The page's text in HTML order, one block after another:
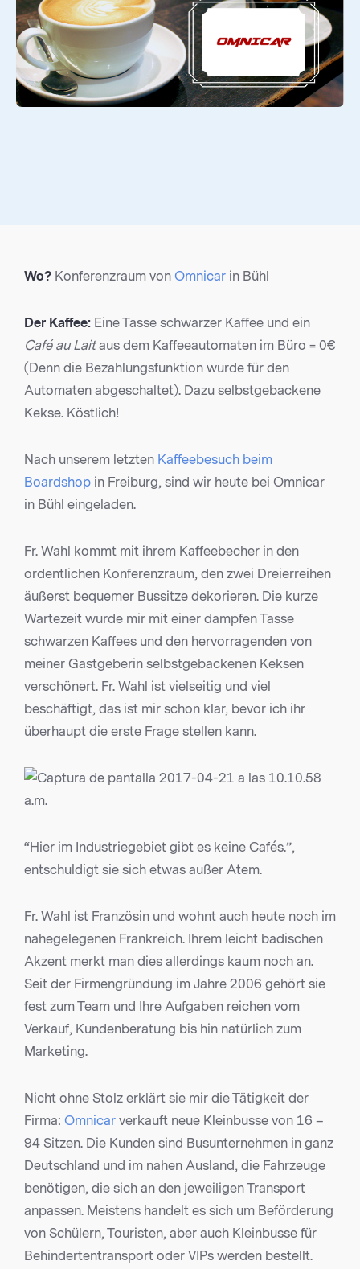
Wo? Konferenzraum von Omnicar in Bühl
Der Kaffee: Eine Tasse schwarzer Kaffee und ein
Café au Laitaus dem Kaffeeautomaten im Büro = 0€
(Denn die Bezahlungsfunktion wurde für den
Automaten abgeschaltet). Dazu selbstgebackene
Kekse. Köstlich!
Nach unserem letzten Kaffeebesuch beim
Boardshop in Freiburg, sind wir heute bei Omnicar
in Bühl eingeladen.
Fr. Wahl kommt mit ihrem Kaffeebecher in den
ordentlichen Konferenzraum, den zwei Dreierreihen
äußerst bequemer Bussitze dekorieren. Die kurze
Wartezeit wurde mir mit einer dampfen Tasse
schwarzen Kaffees und den hervorragenden von
meiner Gastgeberin selbstgebackenen Keksen
verschönert. Fr. Wahl ist vielseitig und viel
beschäftigt, das ist mir schon klar, bevor ich ihr
überhaupt die erste Frage stellen kann.
“Hier im Industriegebiet gibt es keine Cafés.”,
entschuldigt sie sich etwas außer Atem.
Fr. Wahl ist Französin und wohnt auch heute noch im
nahegelegenen Frankreich. Ihrem leicht badischen
Akzent merkt man dies allerdings kaum noch an.
Seit der Firmengründung im Jahre 2006 gehört sie
fest zum Team und Ihre Aufgaben reichen vom
Verkauf, Kundenberatung bis hin natürlich zum
Marketing.
Nicht ohne Stolz erklärt sie mir die Tätigkeit der
Firma: Omnicar verkauft neue Kleinbusse von 16 –
94 Sitzen. Die Kunden sind Busunternehmen in ganz
Deutschland und im nahen Ausland, die Fahrzeuge
benötigen, die sich an den jeweiligen Transport
anpassen. Meistens handelt es sich um Beförderung
von Schülern, Touristen, aber auch Kleinbusse für
Behindertentransport oder VIPs werden bestellt.